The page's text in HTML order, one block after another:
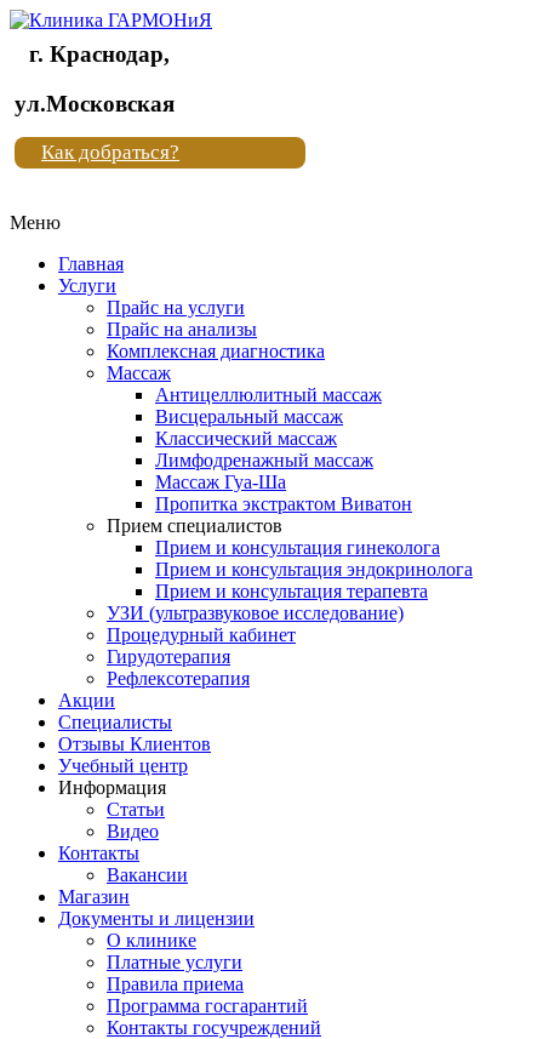
Клиника
"Новая
жизнь"
Клиника
жизнь"
г. Краснодар,
ул.Московская
Как добраться?
Меню
Главная
Услуги
Прайс на услуги
Прайс на анализы
Комплексная диагностика
Массаж
Антицеллюлитный массаж
Висцеральный массаж
Классический массаж
Лимфодренажный массаж
Массаж Гуа-Ша
Пропитка экстрактом Виватон
Прием специалистов
Прием и консультация гинеколога
Прием и консультация эндокринолога
Прием и консультация терапевта
УЗИ (ультразвуковое исследование)
Процедурный кабинет
Гирудотерапия
Рефлексотерапия
Акции
Специалисты
Отзывы Клиентов
Учебный центр
Информация
Статьи
Видео
Контакты
Вакансии
Магазин
Документы и лицензии
О клинике
Платные услуги
Правила приема
Программа госгарантий
Контакты госучреждений